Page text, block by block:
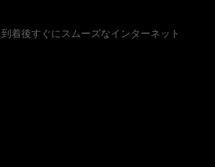
着後すぐにスムーズなインターネット